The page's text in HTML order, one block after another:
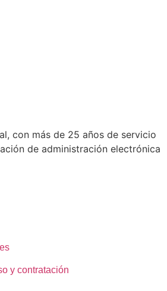
con más de 25 años de servicio
de administración electrónica
y contratación